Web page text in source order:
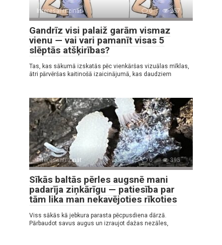
Interesanti zināt 0 257
Gandrīz visi palaiž garām vismaz
vienu — vai vari pamanīt visas 5
slēptās atšķirības?
Tas, kas sākumā izskatās pēc vienkāršas vizuālas mīklas,
ātri pārvēršas kaitinošā izaicinājumā, kas daudziem
Interesanti zināt 0 395
Sīkās baltās pērles augsnē mani
padarīja ziņkārīgu — patiesība par
tām lika man nekavējoties rīkoties
Viss sākās kā jebkura parasta pēcpusdiena dārzā.
Pārbaudot savus augus un izraujot dažas nezāles,